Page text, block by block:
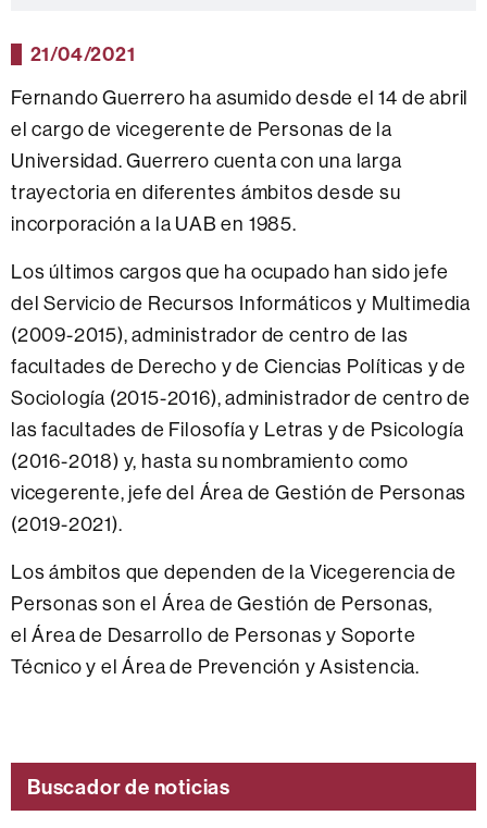
21/04/2021
Fernando Guerrero ha asumido desde el 14 de abril
el cargo de vicegerente de Personas de la
Universidad. Guerrero cuenta con una larga
trayectoria en diferentes ámbitos desde su
incorporación a la UAB en 1985.
Los últimos cargos que ha ocupado han sido jefe
del Servicio de Recursos Informáticos y Multimedia
(2009-2015), administrador de centro de las
facultades de Derecho y de Ciencias Políticas y de
Sociología (2015-2016), administrador de centro de
las facultades de Filosofía y Letras y de Psicología
(2016-2018) y, hasta su nombramiento como
vicegerente, jefe del Área de Gestión de Personas
(2019-2021).
Los ámbitos que dependen de la Vicegerencia de
Personas son el Área de Gestión de Personas,
el Área de Desarrollo de Personas y Soporte
Técnico y el Área de Prevención y Asistencia.
Buscador de noticias